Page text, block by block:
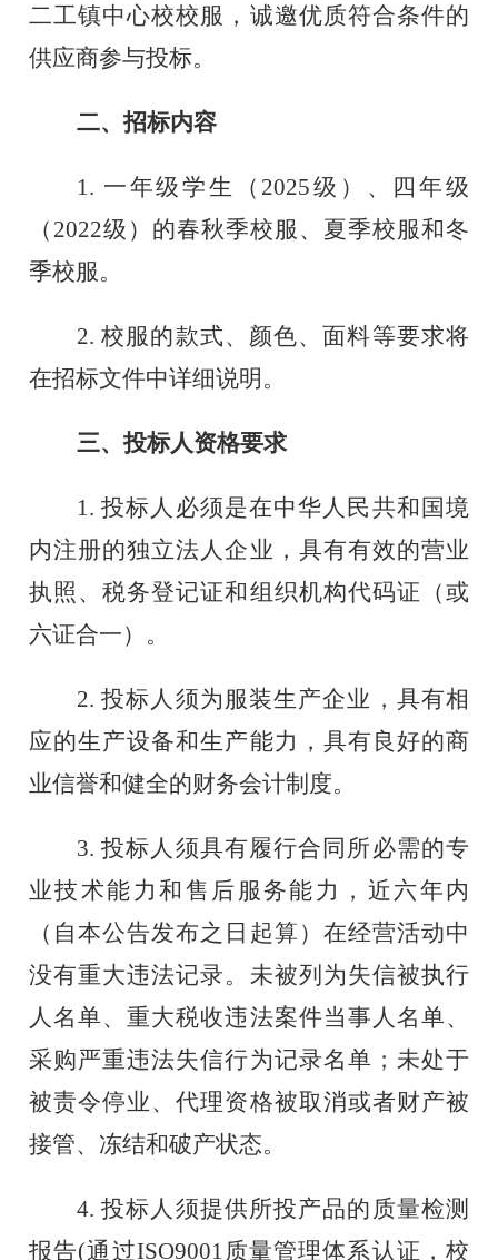
二工镇中心校校服，诚邀优质符合条件的
供应商参与投标。
二、招标内容
1. 一年级学生 （ 2025级 ）、 四年级
（ 2022级） 的春秋季校服、夏季校服和冬
季校服。
2. 校服的款式、颜色、面料等要求将
在招标文件中详细说明。
三、投标人资格要求
1 .投标人必须是在中华人民共和国境
内注册的独立法人企业，具有有效的营业
执照、税务登记证和组织机构代码证（或
六证合一）。
2.投标人须为服装生产企业，具有相
应的生产设备和生产能力，具有良好的商
业信誉和健全的财务会计制度。
3.投标人须具有履行合同所必需的专
业技术能力和售后服务能力，近六年内
（自本公告发布之日起算）在经营活动中
没有重大违法记录。未被列为失信被执行
人名单、重大税收违法案件当事人名单、
采购严重违法失信行为记录名单；未处于
被责令停业、代理资格被取消或者财产被
接管、冻结和破产状态。
4. 投标人须提供所投产品的质量检测
报告(通过ISO9001质量管理体系认证，校